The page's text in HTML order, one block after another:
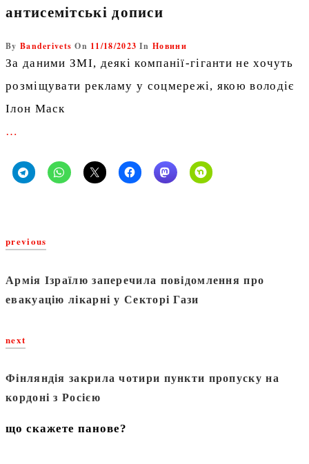
антисемітські дописи
By Banderivets On 11/18/2023 InНовини
За даними ЗМІ, деякі компанії-гіганти не хочуть
розміщувати рекламу у соцмережі, якою володіє
Ілон Маск
…
previous
Армія Ізраїлю заперечила повідомлення про
евакуацію лікарні у Секторі Гази
next
Фінляндія закрила чотири пункти пропуску на
кордоні з Росією
що скажете панове?